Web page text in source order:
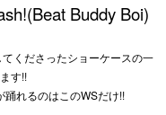
Buddy Boi)
くださったショーケースの一
す!!
踊れるのはこのWSだけ!!